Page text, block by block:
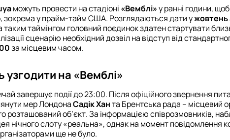
можуть провести на стадіоні «Вемблі»у ранні години,
зокрема у прайм-тайм США. Розглядаються дати ужовтень
таким таймінгом головний поєдинок здатен стартувати
сценарію необхідний дозвіл на відступ від
за місцевим часом.
на «Вемблі»
завершує події до 23:00. Після офіційного звернення
мер ЛондонаСадік Ханта Брентська рада – місцевий
розташований об’єкт. За інформацією співрозмовників,
нічного слоту «реальна», однак на момент повідомлення
ще не було.